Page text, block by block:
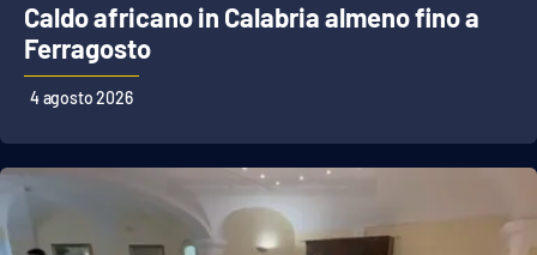
Caldo africano in Calabria almeno fino a
Ferragosto
4 agosto 2026